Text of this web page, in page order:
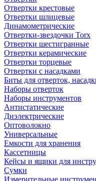
Отвертки крестовые
Отвертки шлицевые
Динамометрические
Отвертки-звездочки Torx
Отвертки шестигранные
Отвертки керамические
Отвертки торцевые
Отвертки с насадками
Биты для отверток,
Наборы отверток
Наборы инструментов
Антистатические
Диэлектрические
Оптоволокно
Универсальные
Емкости для хранения
Кассетницы
Кейсы и ящики для
Сумки
Измерительные